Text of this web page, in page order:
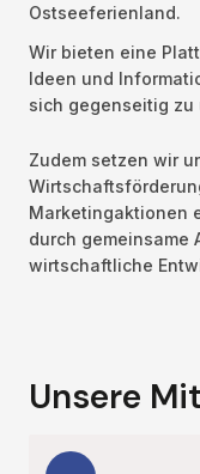
Ostseeferienland.
Wir bieten eine
Ideen und
sich gegenseitig zu
Zudem setzen wir
Marketingaktionen
durch gemeinsame
wirtschaftliche
Unsere